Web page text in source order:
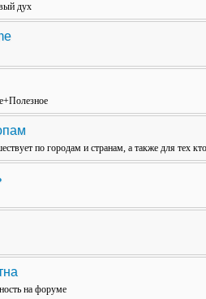
дух
по городам и странам, а также для тех
на форуме